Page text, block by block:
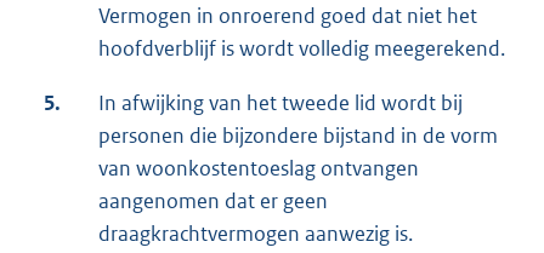
Vermogen in onroerend goed dat niet het
hoofdverblijf is wordt volledig meegerekend.
5.
In afwijking van het tweede lid wordt bij
personen die bijzondere bijstand in de vorm
van woonkostentoeslag ontvangen
aangenomen dat er geen
draagkrachtvermogen aanwezig is.